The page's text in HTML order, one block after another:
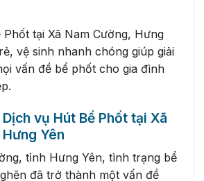
tại Xã Nam Cường, Hưng
vệ sinh nhanh chóng giúp giải
vấn đề bể phốt cho gia đình
vụ Hút Bể Phốt tại Xã
Yên
tỉnh Hưng Yên, tình trạng bể
đã trở thành một vấn đề